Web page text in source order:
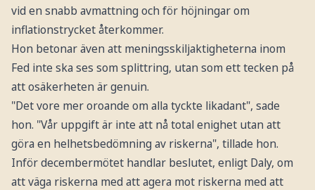
vid en snabb avmattning och för höjningar om
inflationstrycket återkommer.
Hon betonar även att meningsskiljaktigheterna inom
Fed inte ska ses som splittring, utan som ett tecken på
att osäkerheten är genuin.
"Det vore mer oroande om alla tyckte likadant", sade
hon. "Vår uppgift är inte att nå total enighet utan att
göra en helhetsbedömning av riskerna", tillade hon.
Inför decembermötet handlar beslutet, enligt Daly, om
att väga riskerna med att agera mot riskerna med att